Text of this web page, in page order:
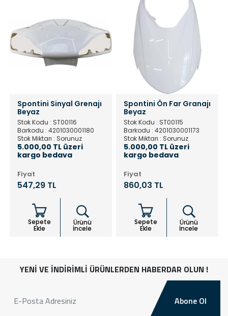
Spontini Sinyal Grenajı
Beyaz
Stok Kodu : ST00116
Barkodu : 4201030001180
Stok Miktarı : Sorunuz
5.000,00 TL üzeri
kargo bedava
Fiyat
547,29 TL
Sepete
Ekle
Ürünü
İncele
Spontini Ön Far Granajı
Beyaz
Stok Kodu : ST00115
Barkodu : 4201030001173
Stok Miktarı : Sorunuz
5.000,00 TL üzeri
kargo bedava
Fiyat
860,03 TL
Sepete
Ekle
Ürünü
İncele
YENİ VE İNDİRİMLİ ÜRÜNLERDEN HABERDAR OLUN !
Abone Ol